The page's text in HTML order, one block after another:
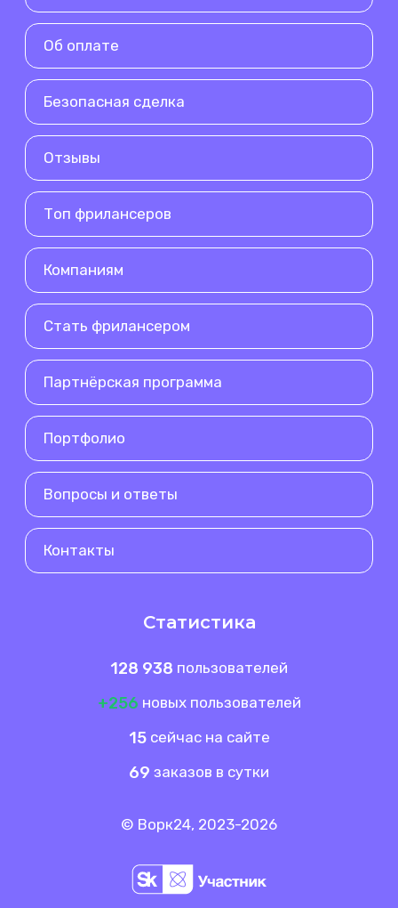
Об оплате
Безопасная сделка
Отзывы
Топ фрилансеров
Компаниям
Стать фрилансером
Партнёрская программа
Портфолио
Вопросы и ответы
Контакты
Статистика
128 938 пользователей
+256 новых пользователей
15 сейчас на сайте
69 заказов в сутки
© Ворк24, 2023-2026